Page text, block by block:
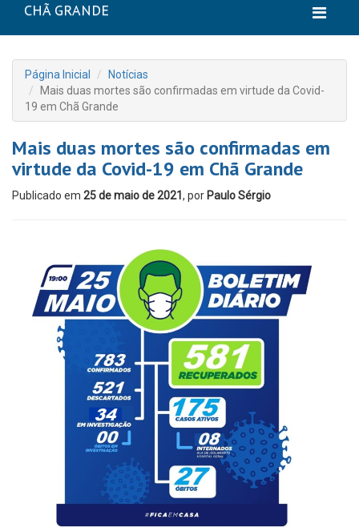
CHÃ GRANDE
Página Inicial
Notícias
Mais duas mortes são confirmadas em virtude da Covid-
19 em Chã Grande
Mais duas mortes são confirmadas em
virtude da Covid-19 em Chã Grande
Publicado em 25 de maio de 2021 , por Paulo Sérgio